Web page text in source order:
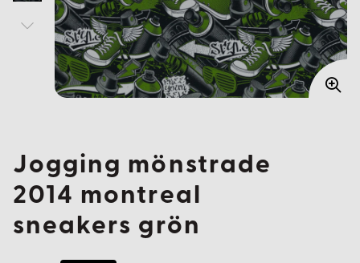
Jogging mönstrade
2014 montreal
sneakers grön